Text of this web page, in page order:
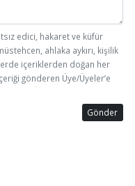
edici, hakaret ve küfür
ahlaka aykırı, kişilik
içeriklerden doğan her
gönderen Üye/Üyeler’e
Gönder